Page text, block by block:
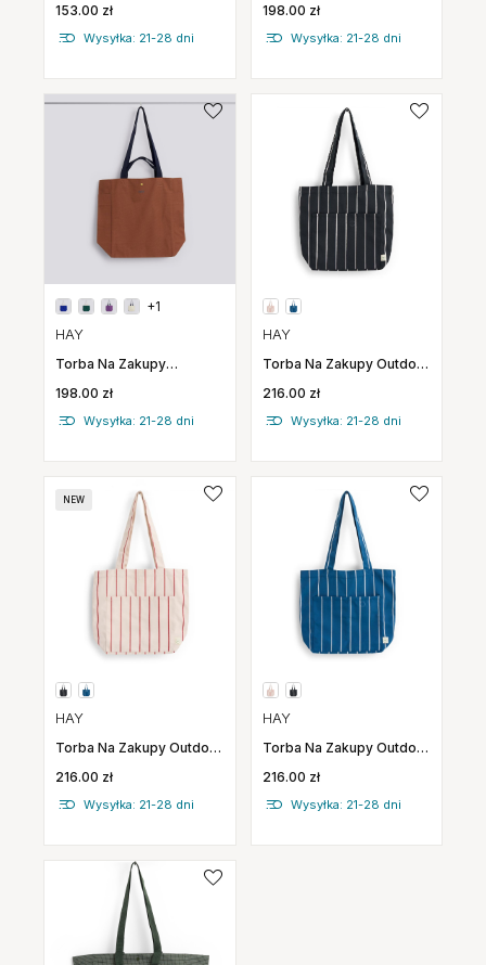
Ciemnoniebieska Hay
153.00 zł
Wysyłka: 21-28 dni
Jasnoszara Hay
198.00 zł
Wysyłka: 21-28 dni
+1
HAY
Torba Na Zakupy
Brązowa Hay
198.00 zł
Wysyłka: 21-28 dni
HAY
Torba Na Zakupy Outdoor
Pasy Hay
216.00 zł
Wysyłka: 21-28 dni
NEW
HAY
Torba Na Zakupy Outdoor
Czerwone Pasy Hay
216.00 zł
Wysyłka: 21-28 dni
HAY
Torba Na Zakupy Outdoor
Beżowe Pasy Hay
216.00 zł
Wysyłka: 21-28 dni